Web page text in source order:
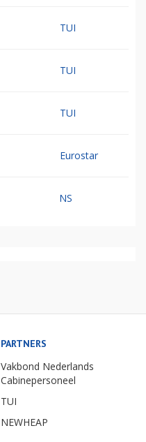
TUI
TUI
TUI
Eurostar
NS
PARTNERS
Vakbond Nederlands
Cabinepersoneel
TUI
NEWHEAP